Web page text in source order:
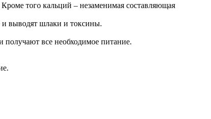
того кальций – незаменимая составляющая
и выводят шлаки и токсины.
все необходимое питание.